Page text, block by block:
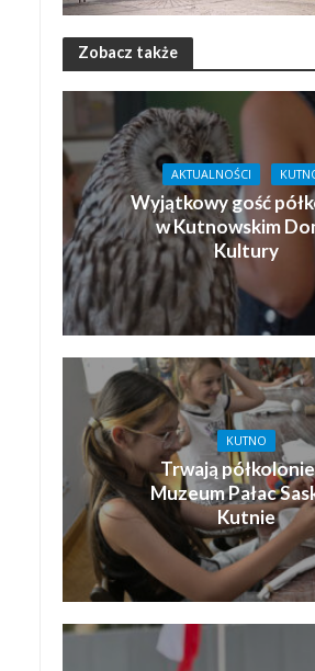
Zobacz także
AKTUALNOŚCI
Wyjątkowy gość
w Kutnowskim
Kultury
KUTNO
Trwają
Muzeum Pałac
Kutnie